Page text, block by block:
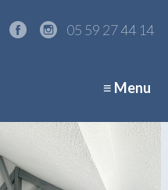
05 59 27 44 14
≡ Menu